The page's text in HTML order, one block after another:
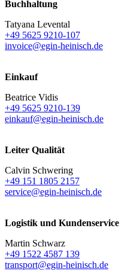
Buchhaltung
Tatyana Levental
+49 5625 9210-107
invoice@egin-heinisch.de
Einkauf
Beatrice Vidis
+49 5625 9210-139
einkauf@egin-heinisch.de
Leiter Qualität
Calvin Schwering
+49 151 1805 2157
service@egin-heinisch.de
Logistik und Kundenservice
Martin Schwarz
+49 1522 4587 139
transport@egin-heinisch.de